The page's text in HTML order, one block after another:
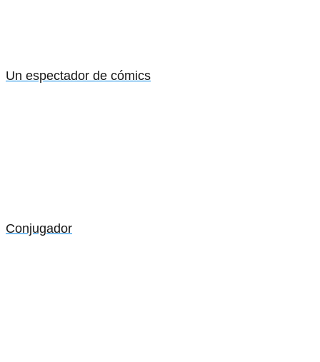
Un espectador de cómics
Conjugador